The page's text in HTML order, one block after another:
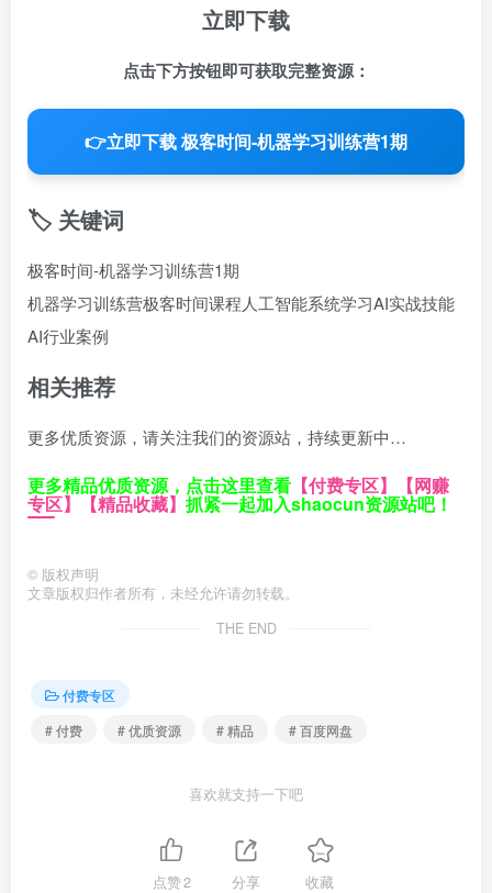
立即下载
点击下方按钮即可获取完整资源：
👉立即下载 极客时间-机器学习训练营1期
🏷️ 关键词
极客时间-机器学习训练营1期
机器学习训练营极客时间课程人工智能系统学习AI实战技能
AI行业案例
相关推荐
更多优质资源，请关注我们的资源站，持续更新中…
更多精品优质资源，点击这里查看 【付费专区】 【网赚
专区】 【精品收藏】 抓紧一起加入shaocun资源站吧！
© 版权声明
文章版权归作者所有，未经允许请勿转载。
THE END
付费专区
# 付费
# 优质资源 # 精品 # 百度网盘
喜欢就支持一下吧
点赞2 分享 收藏